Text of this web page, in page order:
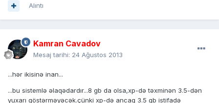
Alıntı
Kamran Cavadov
Mesaj tarihi: 24 Ağustos 2013
...hər ikisinə inan...
...bu sistemlə əlaqədardır...8 gb da olsa,xp-də təxminən 3.5-dən
yuxarı göstərməyəcək.çünki xp-də ancaq 3.5 gb istifadə